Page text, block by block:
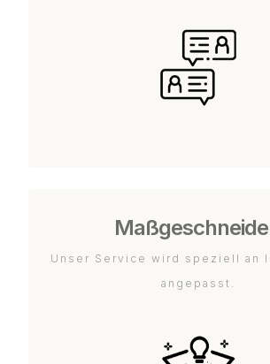
Unser Service wird speziell an
angepasst.